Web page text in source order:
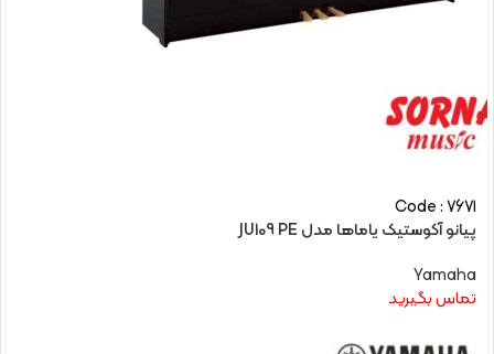
Code : 7671
پیانو آکوستیک یاماها مدل JU109 PE
Yamaha
تماس بگیرید